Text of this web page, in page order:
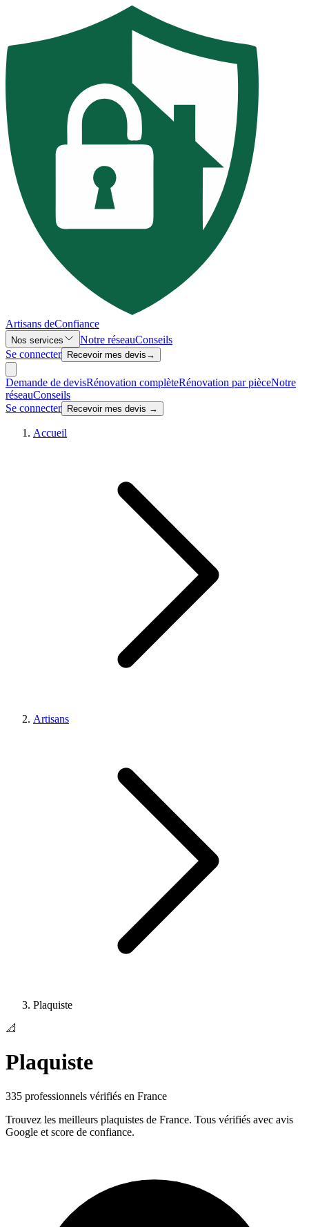
Artisans deConfiance
Nos services Notre réseauConseils
Se connecter
Recevoir mes devis →
Demande de devisRénovation complèteRénovation par pièceNotre
réseauConseils
Se connecter
Recevoir mes devis →
Accueil
Artisans
Plaquiste
📐
Plaquiste
335 professionnels vérifiés en France
Trouvez les meilleurs plaquistes de France. Tous vérifiés avec avis
Google et score de confiance.